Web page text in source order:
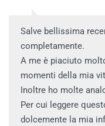
Salve bellissima
completamente.
A me è piaciuto
momenti della mia
Inoltre ho molte
Per cui leggere
dolcemente la mia